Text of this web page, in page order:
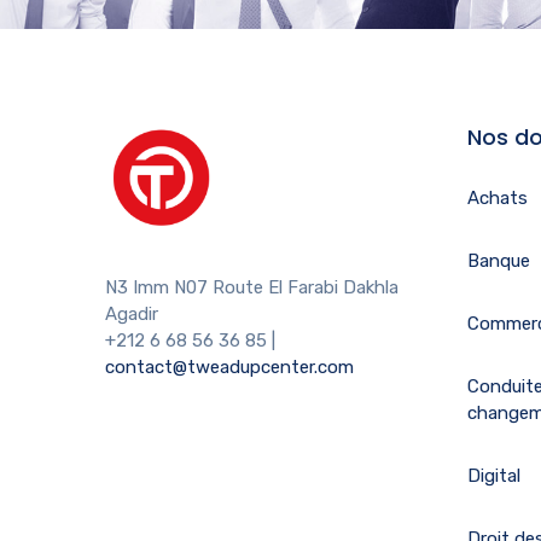
N3 Imm N07 Route El Farabi Dakhla
Agadir
+212 6 68 56 36 85
contact@tweadupcenter.com
Nos
Achats
Banque
Digital